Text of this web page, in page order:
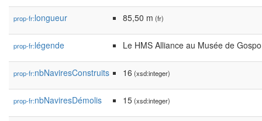
prop-fr:longueur 85,50 m (fr)
prop-fr:légende Le HMS Alliance au Musée de
prop-fr:nbNaviresConstruits 16 (xsd:integer)
prop-fr:nbNaviresDémolis 15(xsd:integer)